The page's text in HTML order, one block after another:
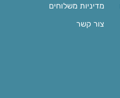
מדיניות משלוחים
צור קשר